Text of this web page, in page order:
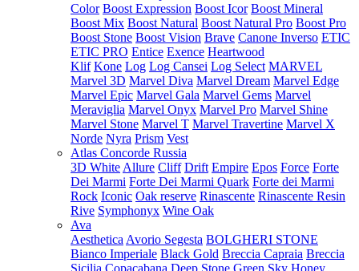
Color Boost Expression Boost Icor Boost Mineral
Boost Mix Boost Natural Boost Natural Pro Boost Pro
Boost Stone Boost Vision Brave Canone Inverso ETIC
ETIC PRO Entice Exence Heartwood
Klif Kone Log Log Cansei Log Select MARVEL
Marvel 3D Marvel Diva Marvel Dream Marvel Edge
Marvel Epic Marvel Gala Marvel Gems Marvel
Meraviglia Marvel Onyx Marvel Pro Marvel Shine
Marvel Stone Marvel T Marvel Travertine Marvel X
Norde Nyra Prism Vest
Atlas Concorde Russia
3D White Allure Cliff Drift Empire Epos Force Forte
Dei Marmi Forte Dei Marmi Quark Forte dei Marmi
Rock Iconic Oak reserve Rinascente Rinascente Resin
Rive Symphonyx Wine Oak
Ava
Aesthetica Avorio Segesta BOLGHERI STONE
Bianco Imperiale Black Gold Breccia Capraia Breccia